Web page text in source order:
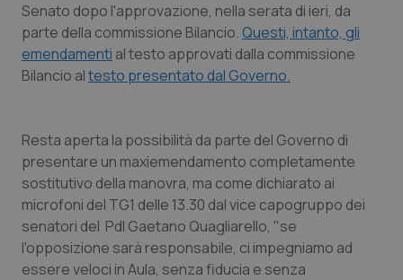
Campania
Emilia-Romagna
Lazio
Liguria
Lombardia
Car-T
Colesterolo & coronaropatie
Diabete & glucometri
Disturbi dell’umore
Dolore
Senato dopo l'approvazione, nella serata di ieri, da
parte della commissione Bilancio. Questi, intanto, gli
emendamenti al testo approvati dalla commissione
Bilancio altesto presentato dal Governo.
Resta aperta la possibilità da parte del Governo di
presentare un maxiemendamento completamente
sostitutivo della manovra, ma come dichiarato ai
microfoni del TG1 delle 13.30 dal vice capogruppo dei
senatori del Pdl Gaetano Quagliarello, "se
l'opposizione sarà responsabile, ci impegniamo ad
essere veloci in Aula, senza fiducia e senza